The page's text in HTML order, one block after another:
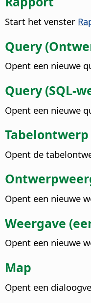
Start het venster
Query
Opent een nieuwe
Query (SQL-
Opent een nieuwe
Tabelontwerp
Opent de
Opent een nieuwe
Weergave
Opent een nieuwe
Map
Opent een